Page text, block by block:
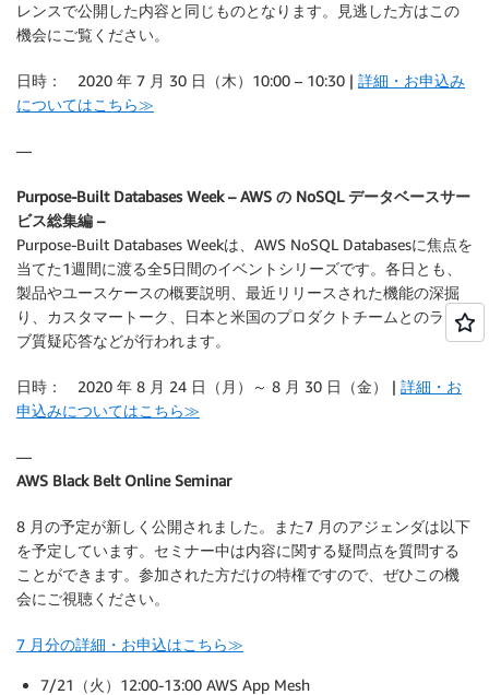
レンスで公開した内容と同じものとなります。見逃した方はこの
機会にご覧ください。
日時： 2020 年 7 月 30 日（木）10:00 – 10:30 | 詳細・お申込み
についてはこちら≫
—
Purpose-Built Databases Week – AWS の NoSQL データベースサー
ビス総集編 –
Purpose-Built Databases Weekは、AWS NoSQL Databasesに焦点を
当てた1週間に渡る全5日間のイベントシリーズです。各日とも、
製品やユースケースの概要説明、最近リリースされた機能の深掘
り、カスタマートーク、日本と米国のプロダクトチームとのライ
ブ質疑応答などが行われます。
日時： 2020 年 8 月 24 日（月）～ 8 月 30 日（金） | 詳細・お
申込みについてはこちら≫
—
AWS Black Belt Online Seminar
8 月の予定が新しく公開されました。また7 月のアジェンダは以下
を予定しています。セミナー中は内容に関する疑問点を質問する
ことができます。参加された方だけの特権ですので、ぜひこの機
会にご視聴ください。
7 月分の詳細・お申込はこちら≫
7/21（火）12:00-13:00 AWS App Mesh